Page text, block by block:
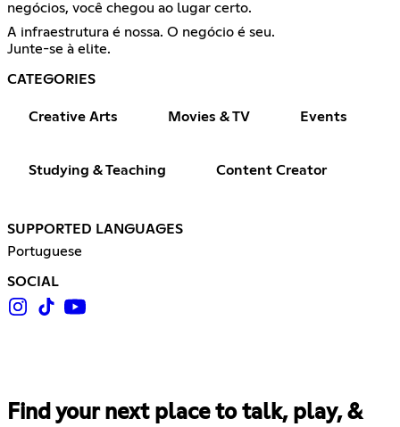
negócios, você chegou ao lugar certo.
A infraestrutura é nossa. O negócio é seu.
Junte-se à elite.
CATEGORIES
Creative Arts Movies & TV Events
Studying & Teaching Content Creator
SUPPORTED LANGUAGES
Portuguese
SOCIAL
Find your next place to talk, play, &